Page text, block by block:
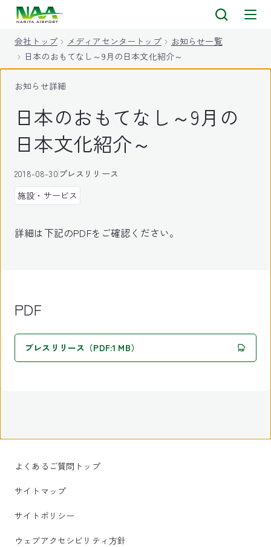
会社トップ メディアセンタートップ
お知らせ一覧
日本のおもてなし～9月の日本文化紹介～
お知らせ詳細
日本のおもてなし～9月の
日本文化紹介～
2018-08-30プレスリリース
施設・サービス
詳細は下記のPDFをご確認ください。
PDF
プレスリリース（PDF:1 MB）
よくあるご質問トップ
サイトマップ
サイトポリシー
ウェブアクセシビリティ方針